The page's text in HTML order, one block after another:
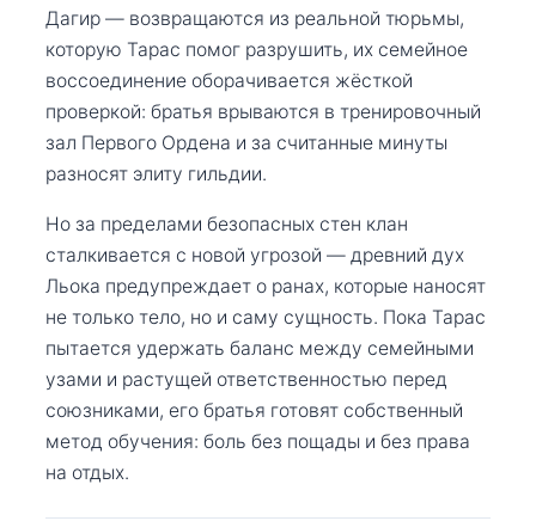
Дагир — возвращаются из реальной тюрьмы,
которую Тарас помог разрушить, их семейное
воссоединение оборачивается жёсткой
проверкой: братья врываются в тренировочный
зал Первого Ордена и за считанные минуты
разносят элиту гильдии.
Но за пределами безопасных стен клан
сталкивается с новой угрозой — древний дух
Льока предупреждает о ранах, которые наносят
не только тело, но и саму сущность. Пока Тарас
пытается удержать баланс между семейными
узами и растущей ответственностью перед
союзниками, его братья готовят собственный
метод обучения: боль без пощады и без права
на отдых.